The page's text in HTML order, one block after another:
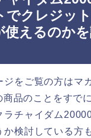
でクレジッ
使えるのか
ジをご覧の方はマ
品のことをすで
ラチャイダム
か検討している方